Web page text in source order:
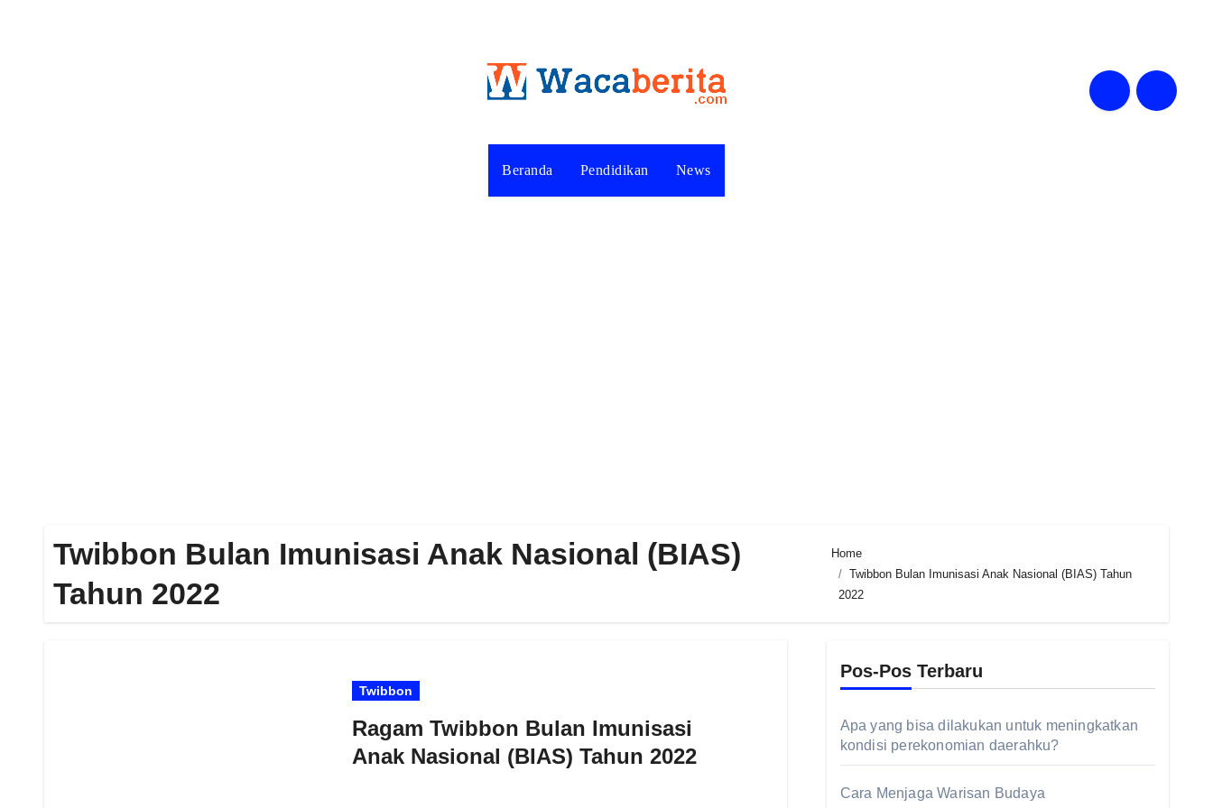
Beranda Pendidikan News
Twibbon Bulan Imunisasi Anak Nasional (BIAS)
Tahun 2022
Home
Twibbon Bulan Imunisasi Anak Nasional (BIAS) Tahun
2022
Twibbon
Ragam Twibbon Bulan Imunisasi
Anak Nasional (BIAS) Tahun 2022
Pos-Pos Terbaru
Apa yang bisa dilakukan untuk
meningkatkan kondisi perekonomian
daerahku?